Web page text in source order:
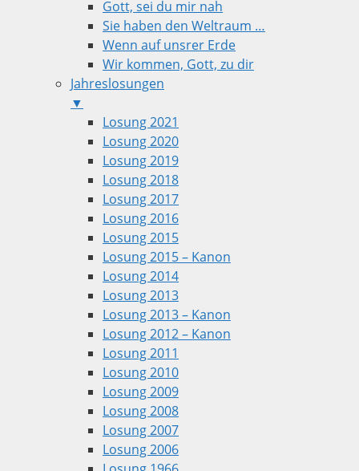
Gott, sei du mir nah
Sie haben den Weltraum …
Wenn auf unsrer Erde
Wir kommen, Gott, zu dir
Jahreslosungen
▼
Losung 2021
Losung 2020
Losung 2019
Losung 2018
Losung 2017
Losung 2016
Losung 2015
Losung 2015 – Kanon
Losung 2014
Losung 2013
Losung 2013 – Kanon
Losung 2012 – Kanon
Losung 2011
Losung 2010
Losung 2009
Losung 2008
Losung 2007
Losung 2006